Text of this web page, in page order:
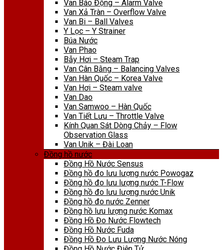
Van Báo Động – Alarm Valve
Van Xả Tràn – Overflow Valve
Van Bi – Ball Valves
Y Lọc – Y Strainer
Búa Nước
Van Phao
Bẫy Hơi – Steam Trap
Van Cân Bằng – Balancing Valves
Van Hàn Quốc – Korea Valve
Van Hơi – Steam valve
Van Dao
Van Samwoo – Hàn Quốc
Van Tiết Lưu – Throttle Valve
Kính Quan Sát Dòng Chảy – Flow
Observation Glass
Van Unik – Đài Loan
Đồng hồ nước
Đồng Hồ Nước Sensus
Đồng hồ đo lưu lượng nước Powogaz
Đồng hồ đo lưu lượng nước T-Flow
Đồng hồ đo lưu lượng nước Unik
Đồng hồ đo nước Zenner
Đồng hồ lưu lượng nước Komax
Đồng Hồ Đo Nước Flowtech
Đồng Hồ Nước Fuda
Đồng Hồ Đo Lưu Lượng Nước Nóng